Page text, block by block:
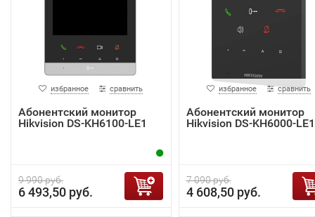
избранное сравнить
Абонентский монитор
Hikvision DS-KH6100-LE1
9 990 руб.
6 493,50 руб.
избранное сравнить
Абонентский монитор
Hikvision DS-KH6000-LE1
7 090 руб.
4 608,50 руб.